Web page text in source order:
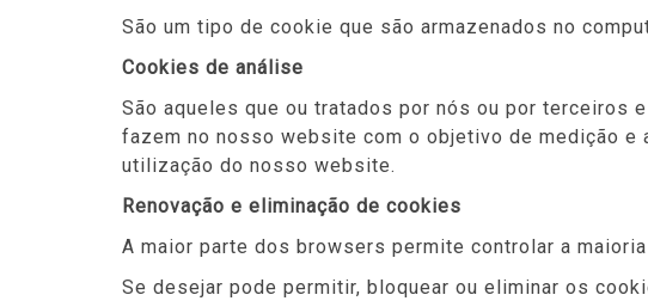
São um tipo de cookie que são armazenados no
Cookies de análise
São aqueles que ou tratados por nós ou por terceiros
fazem no nosso website com o objetivo de medição
utilização do nosso website.
Renovação e eliminação de cookies
A maior parte dos browsers permite controlar a
Se desejar pode permitir, bloquear ou eliminar os